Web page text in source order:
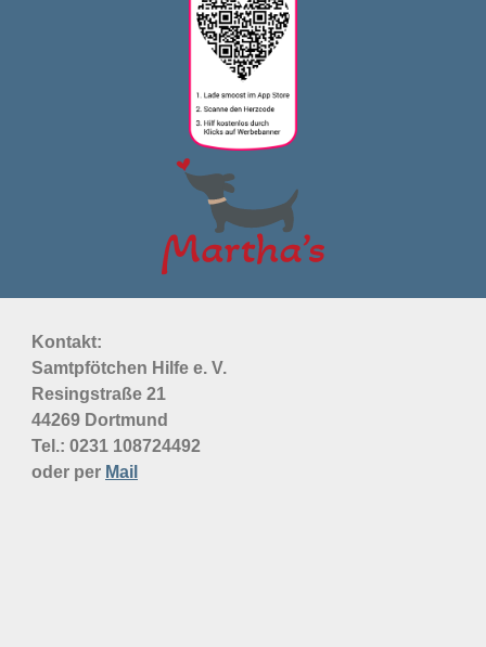
Kontakt:
Samtpfötchen Hilfe e. V.
Resingstraße 21
44269 Dortmund
Tel.: 0231 108724492
oder per Mail